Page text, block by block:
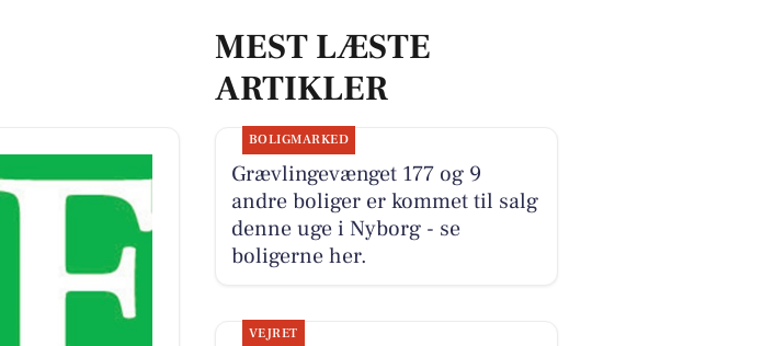
MEST LÆSTE
ARTIKLER
BOLIGMARKED
Grævlingevænget 177 og 9
andre boliger er kommet til salg
denne uge i Nyborg - se
boligerne her.
VEJRET